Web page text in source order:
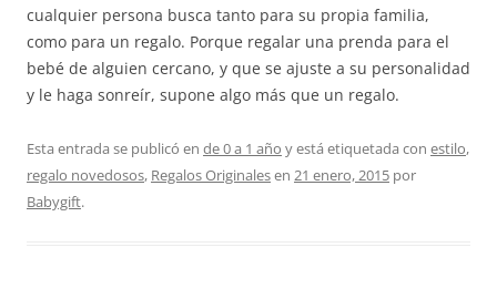
cualquier persona busca tanto para su propia familia,
como para un regalo. Porque regalar una prenda para el
bebé de alguien cercano, y que se ajuste a su personalidad
y le haga sonreír, supone algo más que un regalo.
Esta entrada se publicó en de 0 a 1 año y está etiquetada con estilo,
regalo novedosos, Regalos Originalesen 21 enero, 2015 por
Babygift.